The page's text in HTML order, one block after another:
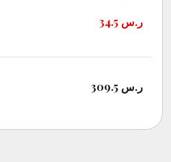
34.5 ر.س
309.5 ر.س